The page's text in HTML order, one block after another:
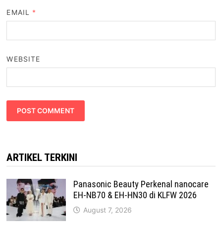
EMAIL *
WEBSITE
ARTIKEL TERKINI
Panasonic Beauty Perkenal nanocare
EH-NB70 & EH-HN30 di KLFW 2026
August 7, 2026